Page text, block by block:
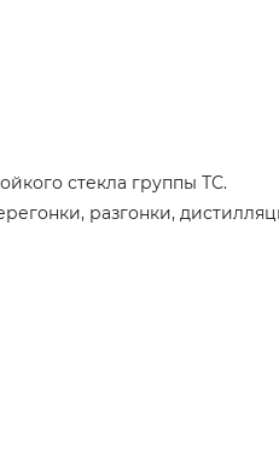
стекла группы ТС.
разгонки,